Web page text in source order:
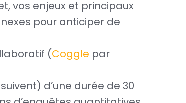
vos enjeux et principaux
pour anticiper de
(Coggle par
d’une durée de 30